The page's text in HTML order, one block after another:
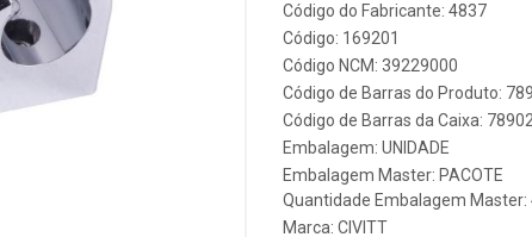
Código do Fabricante: 4837
Código: 169201
Código NCM: 39229000
Código de Barras do Produto:
Código de Barras da Caixa:
Embalagem: UNIDADE
Embalagem Master: PACOTE
Quantidade Embalagem Master:
Marca: CIVITT